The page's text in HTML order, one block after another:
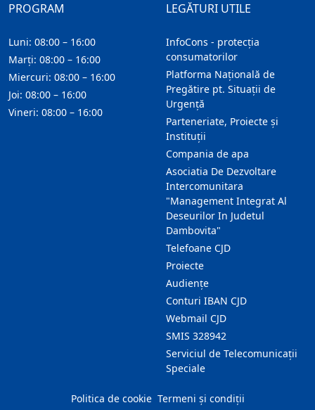
LEGĂTURI UTILE
InfoCons - protecția
consumatorilor
Platforma Națională de
Pregătire pt. Situații de
Urgență
Parteneriate, Proiecte și
Instituții
Compania de apa
Asociatia De Dezvoltare
Intercomunitara
"Management Integrat Al
Deseurilor In Judetul
Dambovita"
Telefoane CJD
Proiecte
Audienţe
Conturi IBAN CJD
Webmail CJD
SMIS 328942
Serviciul de Telecomunicații
Speciale
PROGRAM
Luni: 08:00 – 16:00
Marți: 08:00 – 16:00
Miercuri: 08:00 – 16:00
Joi: 08:00 – 16:00
Vineri: 08:00 – 16:00
Politica de cookie Termeni și condiții